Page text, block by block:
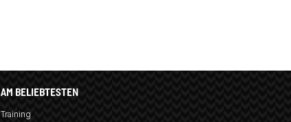
AM BELIEBTESTEN
Training